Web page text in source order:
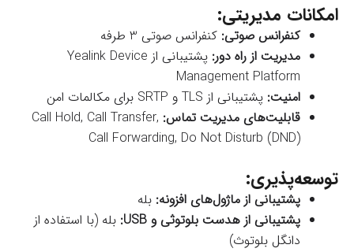
امکانات مدیریتی:
کنفرانس صوتی: کنفرانس صوتی 3 طرفه
مدیریت از راه دور:
پشتیبانی از Yealink Device
Management Platform
امنیت: پشتیبانی از TLS و SRTP برای مکالمات امن
قابلیت‌های مدیریت تماس: Call Hold, Call Transfer,
Call Forwarding, Do Not Disturb (DND)
توسعه‌پذیری:
پشتیبانی از ماژول‌های افزونه: بله
پشتیبانی از هدست بلوتوثی و USB:
بله (با استفاده از
دانگل بلوتوث)